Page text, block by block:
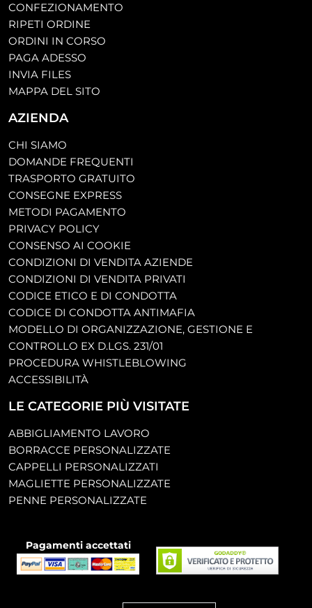
CONFEZIONAMENTO
RIPETI ORDINE
ORDINI IN CORSO
PAGA ADESSO
INVIA FILES
MAPPA DEL SITO
AZIENDA
CHI SIAMO
DOMANDE FREQUENTI
TRASPORTO GRATUITO
CONSEGNE EXPRESS
METODI PAGAMENTO
PRIVACY POLICY
CONSENSO AI COOKIE
CONDIZIONI DI VENDITA AZIENDE
CONDIZIONI DI VENDITA PRIVATI
CODICE ETICO E DI CONDOTTA
CODICE DI CONDOTTA ANTIMAFIA
MODELLO DI ORGANIZZAZIONE, GESTIONE E
CONTROLLO EX D.LGS. 231/01
PROCEDURA WHISTLEBLOWING
ACCESSIBILITÀ
LE CATEGORIE PIÙ VISITATE
ABBIGLIAMENTO LAVORO
BORRACCE PERSONALIZZATE
CAPPELLI PERSONALIZZATI
MAGLIETTE PERSONALIZZATE
PENNE PERSONALIZZATE
Pagamenti accettati